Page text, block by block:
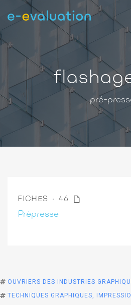
pré-
FICHES 46
Prépresse
OUVRIERS DES INDUSTRIES
TECHNIQUES GRAPHIQUES,